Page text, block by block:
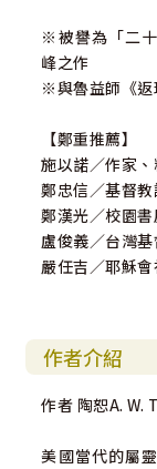
※被譽為「二
峰之作
※與魯益師《返
【鄭重推薦】
施以諾／作家
鄭忠信／基督
鄭漢光／校園
盧俊義／台灣
嚴任吉／耶穌
作者介紹
作者 陶恕A. W.
美國當代的屬